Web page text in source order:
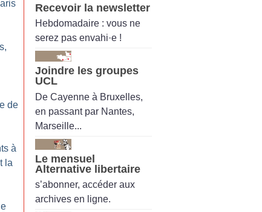
de
à
la
Recevoir la newsletter
Hebdomadaire : vous ne
serez pas envahi·e !
Joindre les groupes
UCL
De Cayenne à Bruxelles,
en passant par Nantes,
Marseille...
Le mensuel
Alternative libertaire
s’abonner, accéder aux
archives en ligne.